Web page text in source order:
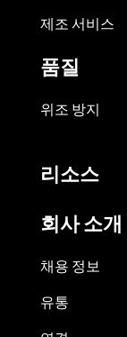
제조 서비스
품질
위조 방지
리소스
회사 소개
채용 정보
유통